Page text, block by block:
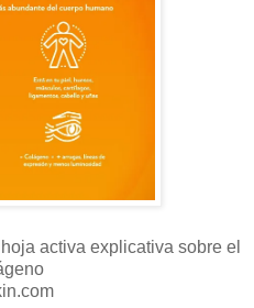
activa explicativa sobre el